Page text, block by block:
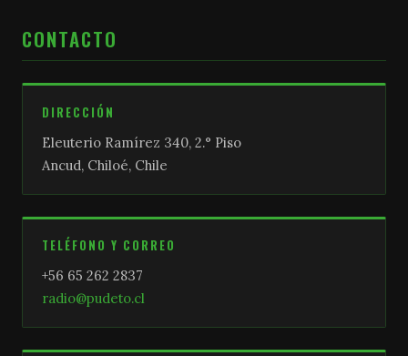
CONTACTO
DIRECCIÓN
Eleuterio Ramírez 340, 2.° Piso
Ancud, Chiloé, Chile
TELÉFONO Y CORREO
+56 65 262 2837
radio@pudeto.cl